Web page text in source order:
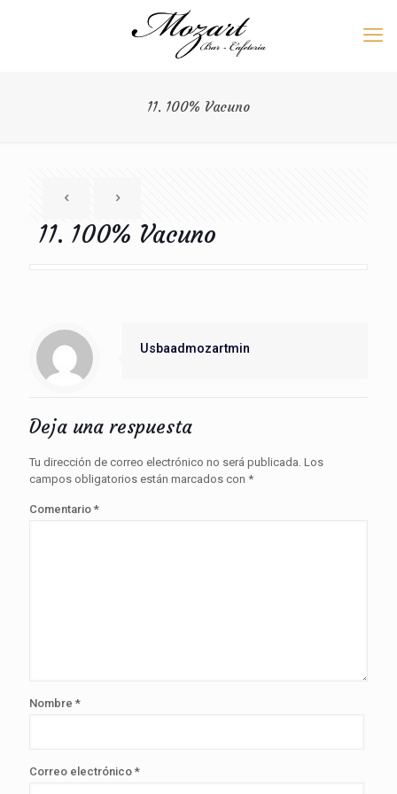
11. 100% Vacuno
11. 100% Vacuno
Usbaadmozartmin
Deja una respuesta
Tu dirección de correo electrónico no será publicada. Los
campos obligatorios están marcados con *
Comentario *
Nombre *
Correo electrónico *